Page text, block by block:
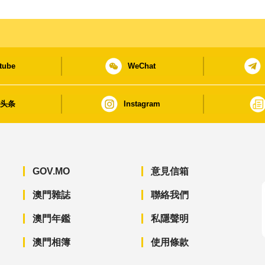
WeChat
条 Instagram
GOV.MO
澳門雜誌
澳門年鑑
澳門相簿
意見信箱
聯絡我們
私隱聲明
使用條款